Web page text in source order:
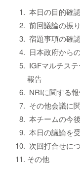
本日の目的確
前回議論の振
宿題事項の確
日本政府から
IGFマルチス
報告
NRIに関する
その他会議に
本チームの今
本日の議論を
次回打合せに
その他